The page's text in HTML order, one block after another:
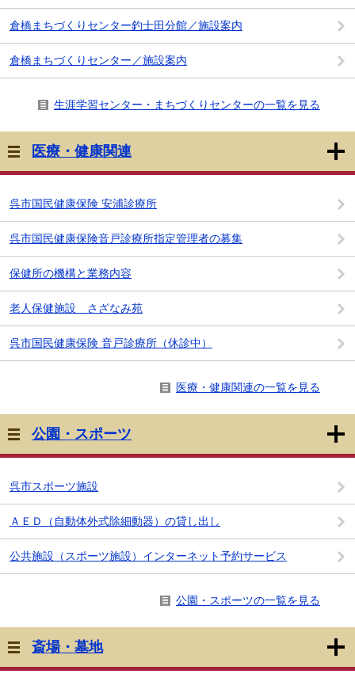
倉橋まちづくりセンター釣士田分館／施設案内
倉橋まちづくりセンター／施設案内
生涯学習センター・まちづくりセンターの一覧を見る
医療・健康関連
呉市国民健康保険 安浦診療所
呉市国民健康保険音戸診療所指定管理者の募集
保健所の機構と業務内容
老人保健施設 さざなみ苑
呉市国民健康保険 音戸診療所（休診中）
医療・健康関連の一覧を見る
公園・スポーツ
呉市スポーツ施設
ＡＥＤ（自動体外式除細動器）の貸し出し
公共施設（スポーツ施設）インターネット予約サービス
公園・スポーツの一覧を見る
斎場・墓地